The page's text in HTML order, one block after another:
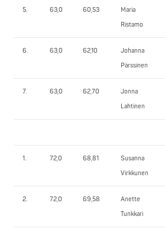
5. 63,0 60,53
Maria
Ristamo
6. 63,0 62,10
Johanna
Pärssinen
7. 63,0 62,70
Jonna
Lahtinen
1. 72,0 68,81
Susanna
Virkkunen
2. 72,0 69,58
Anette
Tunkkari